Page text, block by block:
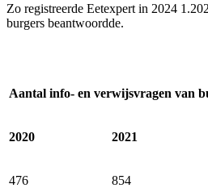
Zo registreerde Eetexpert in 2024
burgers beantwoordde.
Aantal info- en verwijsvragen van
2020 2021
476 854